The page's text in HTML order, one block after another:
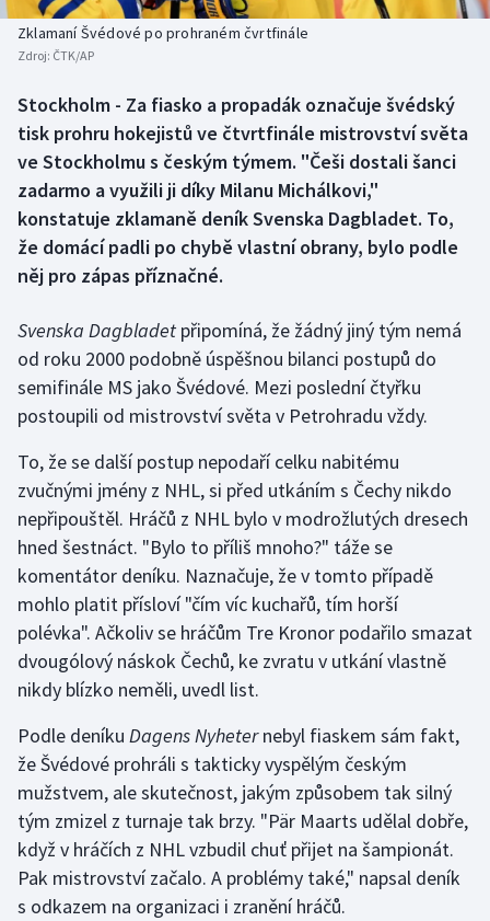
Basketbal
Biatlon
Boby a skeleton
Box
Curling
Dostihy
Florbal
Futsal
Gymnastika
Házená
Judo
Krasobruslení
Lezení
Lyže a snowboard
Moderní pětiboj
Motorsport
Historické návraty
Aplikace ČT sport
AZ kvíz
Zklamaní Švédové po prohraném čvrtfinále
Zdroj: ČTK/AP
Stockholm - Za fiasko a propadák označuje švédský
tisk prohru hokejistů ve čtvrtfinále mistrovství světa
ve Stockholmu s českým týmem. "Češi dostali šanci
zadarmo a využili ji díky Milanu Michálkovi,"
konstatuje zklamaně deník Svenska Dagbladet. To,
že domácí padli po chybě vlastní obrany, bylo podle
něj pro zápas příznačné.
Svenska Dagbladet připomíná, že žádný jiný tým nemá
od roku 2000 podobně úspěšnou bilanci postupů do
semifinále MS jako Švédové. Mezi poslední čtyřku
postoupili od mistrovství světa v Petrohradu vždy.
To, že se další postup nepodaří celku nabitému
zvučnými jmény z NHL, si před utkáním s Čechy nikdo
nepřipouštěl. Hráčů z NHL bylo v modrožlutých dresech
hned šestnáct. "Bylo to příliš mnoho?" táže se
komentátor deníku. Naznačuje, že v tomto případě
mohlo platit přísloví "čím víc kuchařů, tím horší
polévka". Ačkoliv se hráčům Tre Kronor podařilo smazat
dvougólový náskok Čechů, ke zvratu v utkání vlastně
nikdy blízko neměli, uvedl list.
Podle deníku Dagens Nyheternebyl fiaskem sám fakt,
že Švédové prohráli s takticky vyspělým českým
mužstvem, ale skutečnost, jakým způsobem tak silný
tým zmizel z turnaje tak brzy. "Pär Maarts udělal dobře,
když v hráčích z NHL vzbudil chuť přijet na šampionát.
Pak mistrovství začalo. A problémy také," napsal deník
s odkazem na organizaci i zranění hráčů.